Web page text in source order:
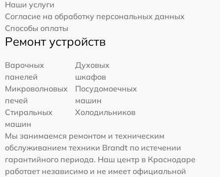
Наши услуги
Согласие на обработку персональных данных
Способы оплаты
Ремонт устройств
Варочных
панелей
Духовых
шкафов
Микроволновых
печей
Посудомоечных
машин
Стиральных
машин
Холодильников
Мы занимаемся ремонтом и техническим
обслуживанием техники Brandt по истечении
гарантийного периода. Наш центр в Краснодаре
работает независимо и не имеет официальной